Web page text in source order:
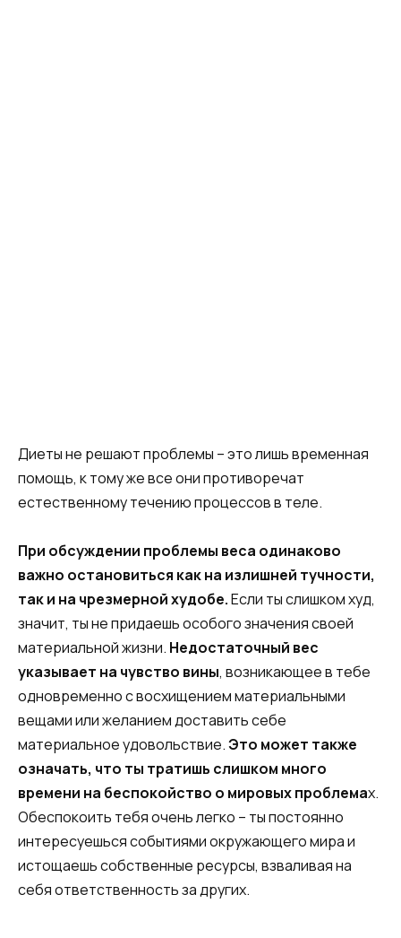
Диеты не решают проблемы – это лишь временная
помощь, к тому же все они противоречат
естественному течению процессов в теле.
При обсуждении проблемы веса одинаково
важно остановиться как на излишней тучности,
так и на чрезмерной худобе.Если ты слишком худ,
значит, ты не придаешь особого значения своей
материальной жизни. Недостаточный вес
указывает на чувство вины, возникающее в тебе
одновременно с восхищением материальными
вещами или желанием доставить себе
материальное удовольствие.Это может также
означать, что ты тратишь слишком много
времени на беспокойство о мировых проблемах.
Обеспокоить тебя очень легко – ты постоянно
интересуешься событиями окружающего мира и
истощаешь собственные ресурсы, взваливая на
себя ответственность за других.